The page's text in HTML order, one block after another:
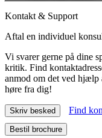
Kontakt & Support
Aftal en individuel
Vi svarer gerne på dine
kritik. Find
anmod om det ved
høre fra dig!
Skriv besked Find
Bestil brochure